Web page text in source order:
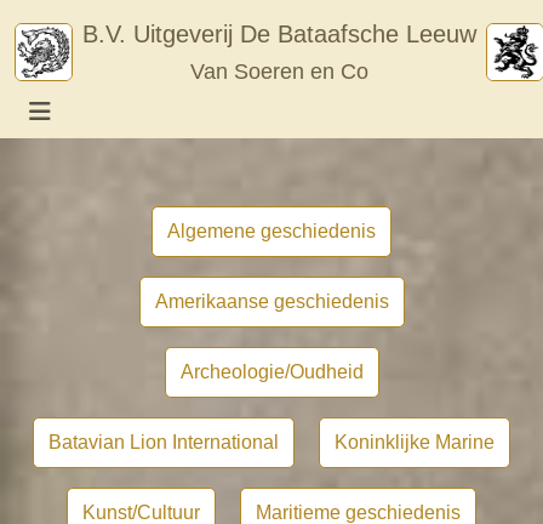
content
B.V. Uitgeverij De Bataafsche Leeuw
Van Soeren en Co
Algemene geschiedenis
Amerikaanse geschiedenis
Archeologie/Oudheid
Batavian Lion International Koninklijke Marine
Kunst/Cultuur Maritieme geschiedenis